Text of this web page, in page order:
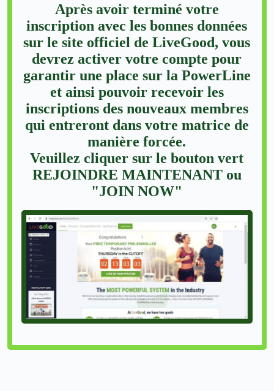
Après avoir terminé votre
inscription avec les bonnes données
sur le site officiel de LiveGood, vous
devrez activer votre compte pour
garantir une place sur la PowerLine
et ainsi pouvoir recevoir les
inscriptions des nouveaux membres
qui entreront dans votre matrice de
manière forcée.
Veuillez cliquer sur le bouton vert
REJOINDRE MAINTENANT ou
"JOIN NOW"